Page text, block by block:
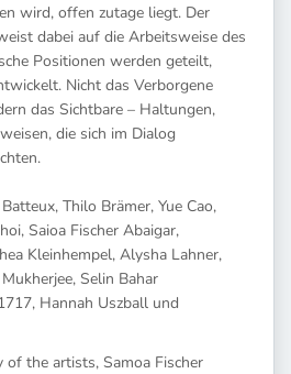
wird, offen zutage liegt. Der
dabei auf die Arbeitsweise des
Positionen werden geteilt,
Nicht das Verborgene
das Sichtbare – Haltungen,
die sich im Dialog
Thilo Brämer, Yue Cao,
Saioa Fischer Abaigar,
Kleinhempel, Alysha Lahner,
Selin Bahar
Hannah Uszball und
of the artists, Samoa Fischer